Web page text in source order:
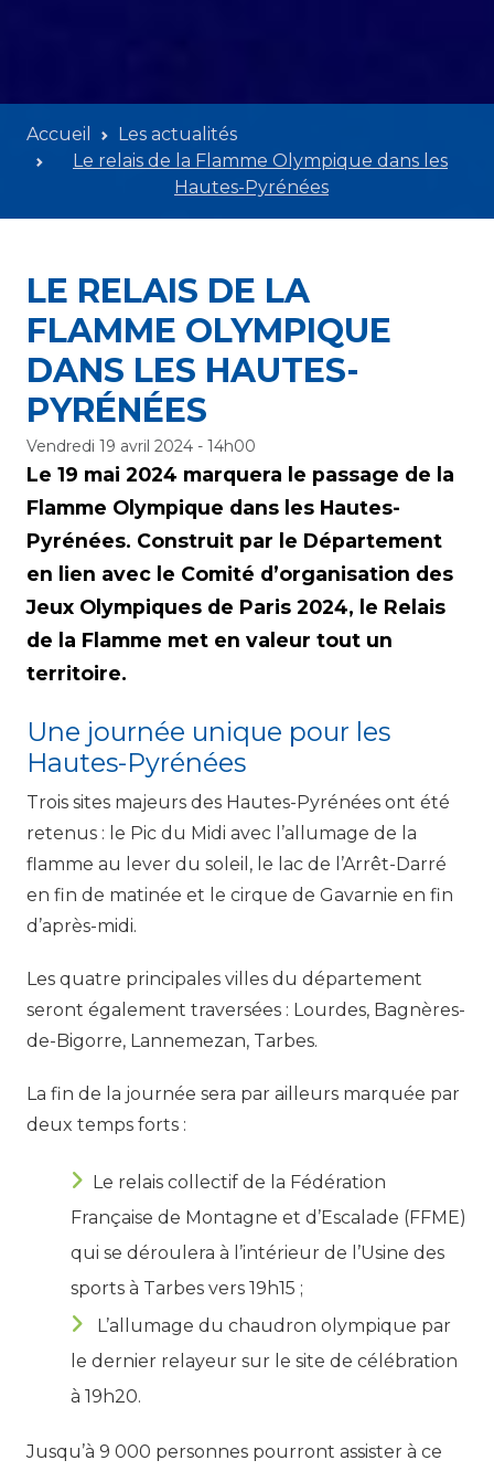
Accueil
Les actualités
Le relais de la Flamme Olympique dans les
Hautes-Pyrénées
LE RELAIS DE LA
FLAMME OLYMPIQUE
DANS LES HAUTES-
PYRÉNÉES
Vendredi 19 avril 2024 - 14h00
Le 19 mai 2024 marquera le passage de la
Flamme Olympique dans les Hautes-
Pyrénées. Construit par le Département
en lien avec le Comité d’organisation des
Jeux Olympiques de Paris 2024, le Relais
de la Flamme met en valeur tout un
territoire.
Une journée unique pour les
Hautes-Pyrénées
Trois sites majeurs des Hautes-Pyrénées ont été
retenus : le Pic du Midi avec l’allumage de la
flamme au lever du soleil, le lac de l’Arrêt-Darré
en fin de matinée et le cirque de Gavarnie en fin
d’après-midi.
Les quatre principales villes du département
seront également traversées : Lourdes, Bagnères-
de-Bigorre, Lannemezan, Tarbes.
La fin de la journée sera par ailleurs marquée par
deux temps forts :
Le relais collectif de la Fédération
Française de Montagne et d’Escalade (FFME)
qui se déroulera à l’intérieur de l’Usine des
sports à Tarbes vers 19h15 ;
L’allumage du chaudron olympique par
le dernier relayeur sur le site de célébration
à 19h20.
Jusqu’à 9 000 personnes pourront assister à ce